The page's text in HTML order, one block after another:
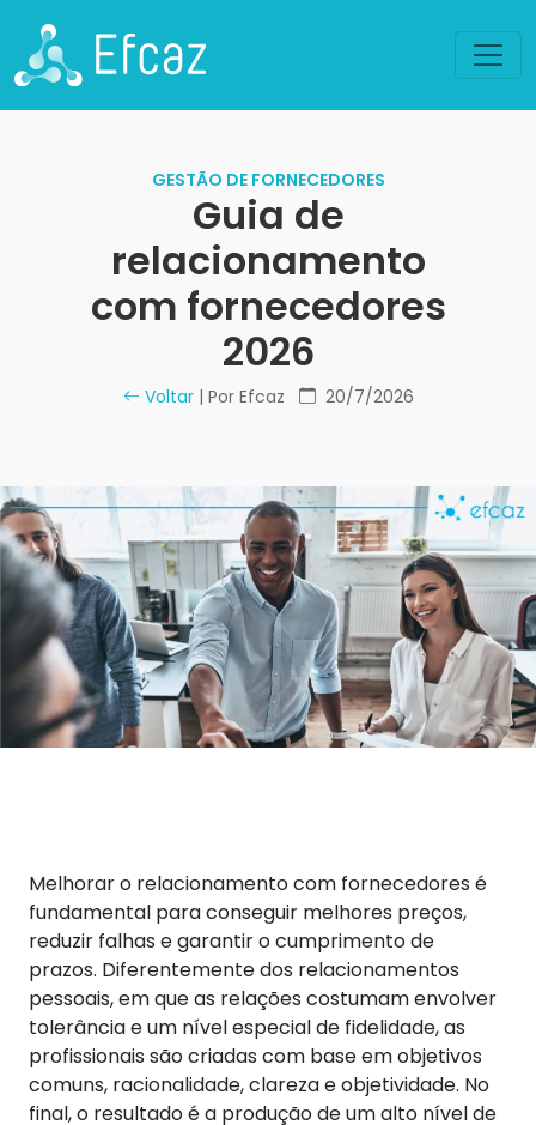
GESTÃO DE FORNECEDORES
Guia de
relacionamento
com fornecedores
2026
Voltar| Por Efcaz 20/7/2026
Melhorar o relacionamento com fornecedores é
fundamental para conseguir melhores preços,
reduzir falhas e garantir o cumprimento de
prazos. Diferentemente dos relacionamentos
pessoais, em que as relações costumam envolver
tolerância e um nível especial de fidelidade, as
profissionais são criadas com base em objetivos
comuns, racionalidade, clareza e objetividade. No
final, o resultado é a produção de um alto nível de